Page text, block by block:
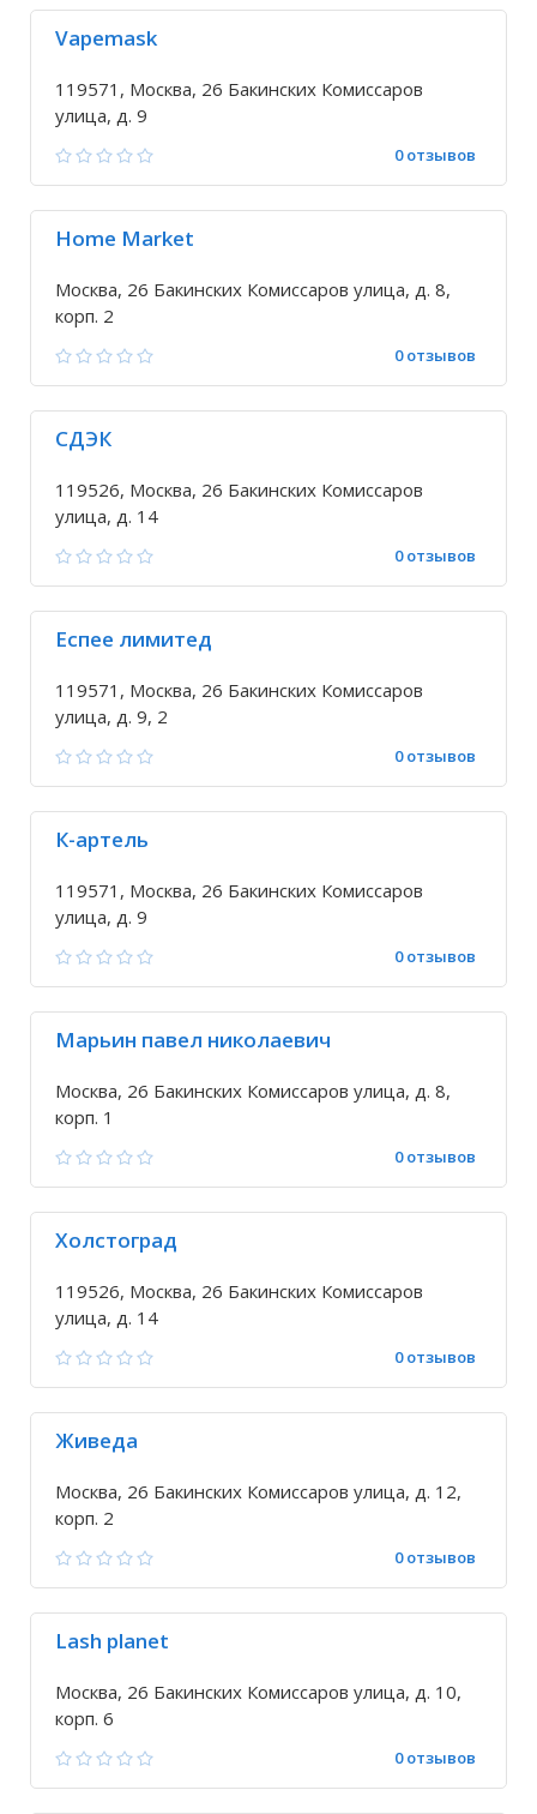
Vapemask
119571, Москва, 26 Бакинских Комиссаров
улица, д. 9
0 отзывов
Home Market
Москва, 26 Бакинских Комиссаров улица, д. 8,
корп. 2
0 отзывов
СДЭК
119526, Москва, 26 Бакинских Комиссаров
улица, д. 14
0 отзывов
Еспее лимитед
119571, Москва, 26 Бакинских Комиссаров
улица, д. 9, 2
0 отзывов
К-артель
119571, Москва, 26 Бакинских Комиссаров
улица, д. 9
0 отзывов
Марьин павел николаевич
Москва, 26 Бакинских Комиссаров улица, д. 8,
корп. 1
0 отзывов
Холстоград
119526, Москва, 26 Бакинских Комиссаров
улица, д. 14
0 отзывов
Живеда
Москва, 26 Бакинских Комиссаров улица, д. 12,
корп. 2
0 отзывов
Lash planet
Москва, 26 Бакинских Комиссаров улица, д. 10,
корп. 6
0 отзывов